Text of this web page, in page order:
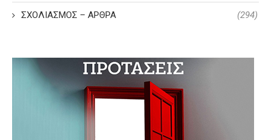
ΣΧΟΛΙΑΣΜΟΣ – ΑΡΘΡΑ (294)